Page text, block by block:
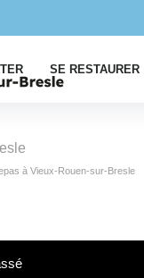
SE RESTAURER
à Vieux-Rouen-sur-Bresle